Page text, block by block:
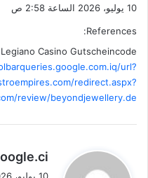
10 يوليو، 2026 الساعة 2:58 ص
References:
Legiano Casino Gutscheincode
url?
redirect.aspx?
review/beyondjewellery.de
ي
ق